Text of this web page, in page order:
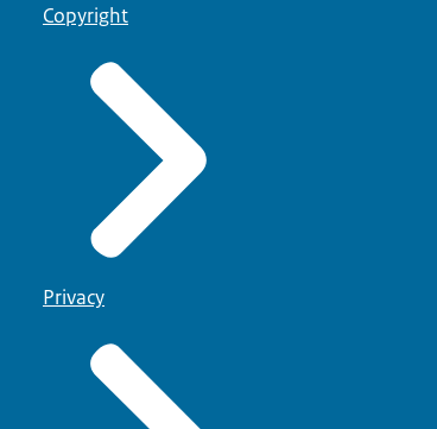
Copyright
Privacy